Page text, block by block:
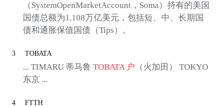
（SystemOpenMarketAccount，Soma）持有的美国
国债总额为1.108万亿美元，包括短、中、长期国
债和通胀保值国债（Tips）。
3 TOBATA
... TIMARU 蒂马鲁 TOBATA 户 （火加田） TOKYO
东京 ...
4 FTTH